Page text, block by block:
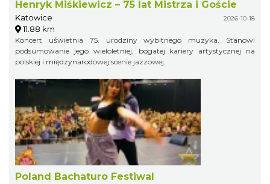
Henryk Miśkiewicz – 75 lat Mistrza i Goście
Katowice 2026-10-18
11.88 km
Koncert uświetnia 75. urodziny wybitnego muzyka. Stanowi
podsumowanie jego wieloletniej, bogatej kariery artystycznej na
polskiej i międzynarodowej scenie jazzowej.
Poland Bachaturo Festiwal